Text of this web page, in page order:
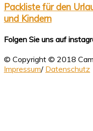
Packliste für den
und Kindern
Folgen Sie uns auf
© Copyright © 2018
Impressum/ Datenschutz